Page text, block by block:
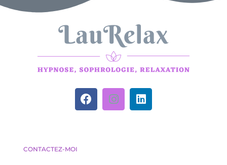
CONTACTEZ-MOI